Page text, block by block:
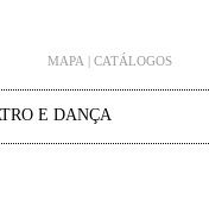
MAPA | CATÁLOGOS
E DANÇA